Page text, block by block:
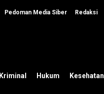
Pedoman Media Siber Redaksi
Kriminal Hukum Kesehatan